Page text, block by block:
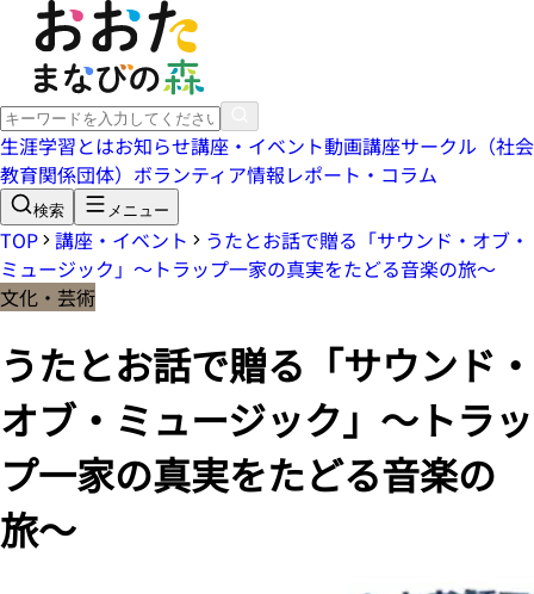
生涯学習とはお知らせ講座・イベント動画講座サークル（社会
教育関係団体） ボランティア情報レポート・コラム
検索 メニュー
TOP 講座・イベント
うたとお話で贈る「サウンド・オブ・
ミュージック」〜トラップ一家の真実をたどる音楽の旅〜
文化・芸術
うたとお話で贈る「サウンド・
オブ・ミュージック」〜トラッ
プ一家の真実をたどる音楽の
旅〜